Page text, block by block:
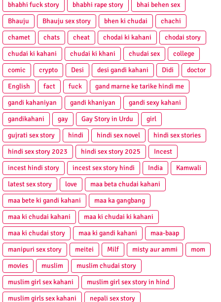
bhabhi fuck story
bhabhi rape story
bhai behen sex
Bhauju
Bhauju sex story bhen ki chudai
chachi
chamet
chats cheat chodai ki kahani
chodai story
chudai ki kahani
chudai ki khani chudai sex
college
comic
crypto Desi desi gandi kahani Didi
doctor
English
fact fuck
gand marne ke tarike hindi me
gandi kahaniyan
gandi khaniyan
gandi sexy kahani
gandikahani
gay Gay Story in Urdu
girl
gujrati sex story
hindi hindi sex novel
hindi sex stories
hindi sex story 2023
hindi sex story 2025
Incest
incest hindi story
incest sex story hindi India
Kamwali
latest sex story
love
maa beta chudai kahani
maa bete ki gandi kahani
maa ka gangbang
maa ki chudai kahani
maa ki chudai ki kahani
maa ki chudai story
maa ki gandi kahani
maa-baap
manipuri sex story
meitei Milf misty aur ammi
mom
movies
muslim
muslim chudai story
muslim girl sex kahani
muslim girl sex story in hind
muslim girls sex kahani
nepali sex story